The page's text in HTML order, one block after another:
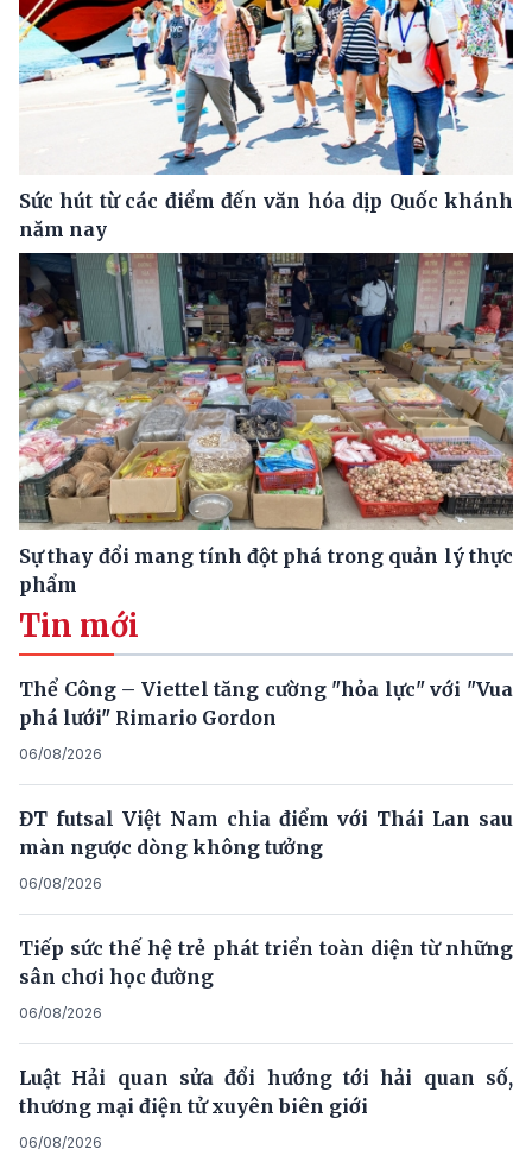
Sức hút từ các điểm đến văn hóa dịp Quốc khánh
năm nay
Sự thay đổi mang tính đột phá trong quản lý thực
phẩm
Tin mới
Thể Công – Viettel tăng cường "hỏa lực" với "Vua
phá lưới" Rimario Gordon
06/08/2026
ĐT futsal Việt Nam chia điểm với Thái Lan sau
màn ngược dòng không tưởng
06/08/2026
Tiếp sức thế hệ trẻ phát triển toàn diện từ những
sân chơi học đường
06/08/2026
Luật Hải quan sửa đổi hướng tới hải quan số,
thương mại điện tử xuyên biên giới
06/08/2026